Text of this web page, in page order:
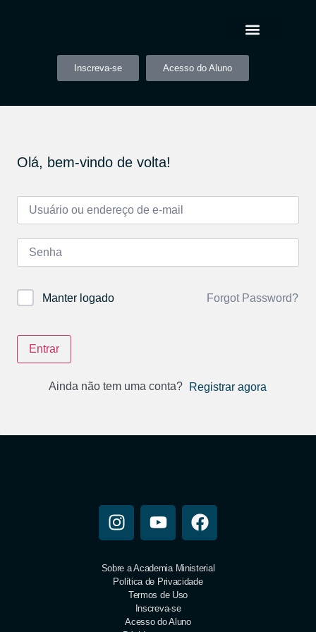
Inscreva-se Acesso do Aluno
Olá, bem-vindo de volta!
Manter logado Forgot Password?
Entrar
Ainda não tem uma conta? Registrar agora
Sobre a Academia Ministerial
Política de Privacidade
Termos de Uso
Inscreva-se
Acesso do Aluno